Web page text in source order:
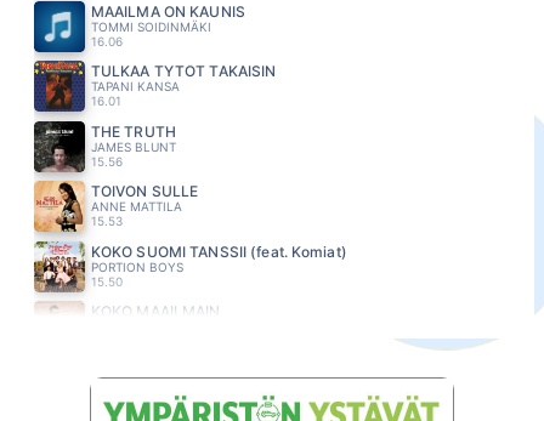
MAAILMA ON KAUNIS
TOMMI SOIDINMÄKI
16.06
TULKAA TYTÖT TAKAISIN
TAPANI KANSA
16.01
THE TRUTH
JAMES BLUNT
15.56
TOIVON SULLE
ANNE MATTILA
15.53
KOKO SUOMI TANSSII (feat. Komiat)
PORTION BOYS
15.50
KOKO MAAILMAIN
BILLY OCEAN
15.41